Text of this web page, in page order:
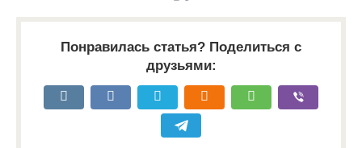
Понравилась статья? Поделиться с
друзьями: